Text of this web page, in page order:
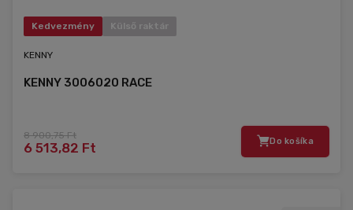
Kedvezmény Külső raktár
KENNY
KENNY 3006020 RACE
8 900,75 Ft
6 513,82 Ft Do košíka